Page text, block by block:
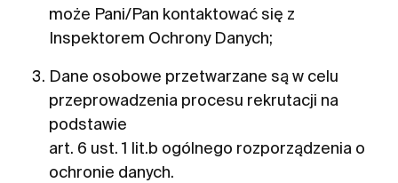
może Pani/Pan kontaktować się z
Inspektorem Ochrony Danych;
Dane osobowe przetwarzane są w celu
przeprowadzenia procesu rekrutacji na
podstawie
art. 6 ust. 1 lit.b ogólnego rozporządzenia o
ochronie danych.